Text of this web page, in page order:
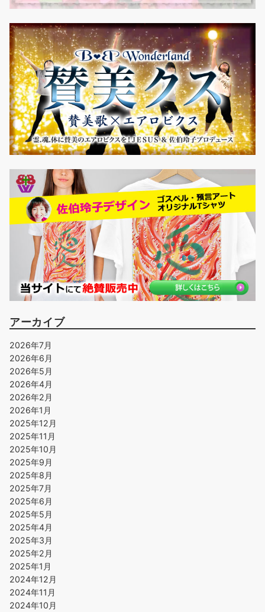
アーカイブ
2026年7月
2026年6月
2026年5月
2026年4月
2026年2月
2026年1月
2025年12月
2025年11月
2025年10月
2025年9月
2025年8月
2025年7月
2025年6月
2025年5月
2025年4月
2025年3月
2025年2月
2025年1月
2024年12月
2024年11月
2024年10月